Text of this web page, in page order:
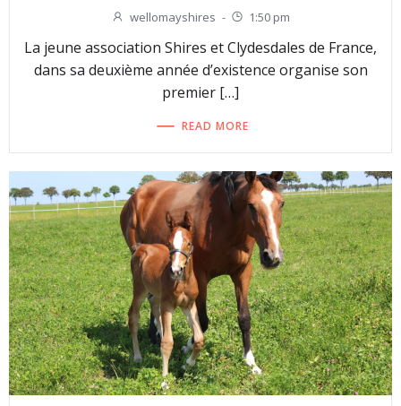
wellomayshires - 1:50 pm
La jeune association Shires et Clydesdales de France,
dans sa deuxième année d’existence organise son
premier […]
READ MORE